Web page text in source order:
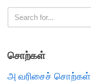
சொற்கள்
அ வரிசைச் சொற்கள்